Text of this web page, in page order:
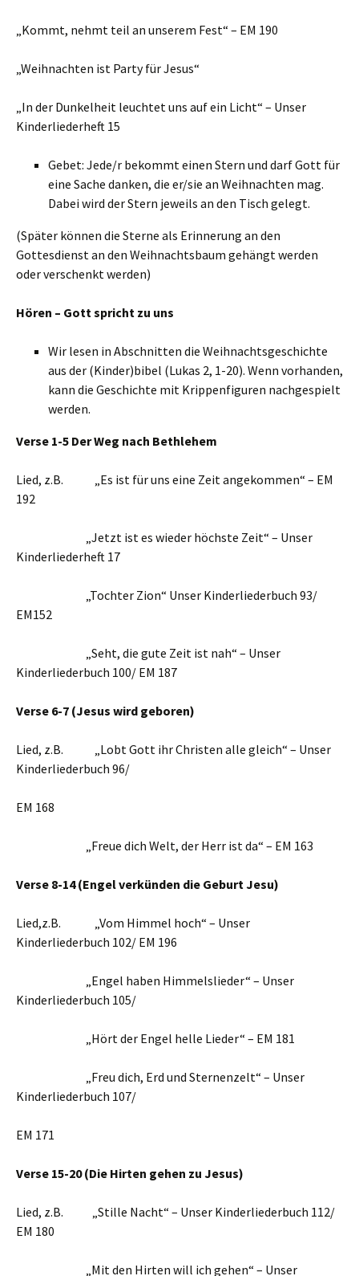
„Kommt, nehmt teil an unserem Fest“ – EM 190
„Weihnachten ist Party für Jesus“
„In der Dunkelheit leuchtet uns auf ein Licht“ – Unser
Kinderliederheft 15
Gebet: Jede/r bekommt einen Stern und darf Gott für
eine Sache danken, die er/sie an Weihnachten mag.
Dabei wird der Stern jeweils an den Tisch gelegt.
(Später können die Sterne als Erinnerung an den
Gottesdienst an den Weihnachtsbaum gehängt werden
oder verschenkt werden)
Hören – Gott spricht zu uns
Wir lesen in Abschnitten die Weihnachtsgeschichte
aus der (Kinder)bibel (Lukas 2, 1-20). Wenn vorhanden,
kann die Geschichte mit Krippenfiguren nachgespielt
werden.
Verse 1-5 Der Weg nach Bethlehem
Lied, z.B. „Es ist für uns eine Zeit angekommen“ – EM
192
„Jetzt ist es wieder höchste Zeit“ – Unser
Kinderliederheft 17
„Tochter Zion“ Unser Kinderliederbuch 93/
EM152
„Seht, die gute Zeit ist nah“ – Unser
Kinderliederbuch 100/ EM 187
Verse 6-7 (Jesus wird geboren)
Lied, z.B. „Lobt Gott ihr Christen alle gleich“ – Unser
Kinderliederbuch 96/
EM 168
„Freue dich Welt, der Herr ist da“ – EM 163
Verse 8-14 (Engel verkünden die Geburt Jesu)
Lied,z.B. „Vom Himmel hoch“ – Unser
Kinderliederbuch 102/ EM 196
„Engel haben Himmelslieder“ – Unser
Kinderliederbuch 105/
„Hört der Engel helle Lieder“ – EM 181
„Freu dich, Erd und Sternenzelt“ – Unser
Kinderliederbuch 107/
EM 171
Verse 15-20 (Die Hirten gehen zu Jesus)
Lied, z.B. „Stille Nacht“ – Unser Kinderliederbuch 112/
EM 180
„Mit den Hirten will ich gehen“ – Unser